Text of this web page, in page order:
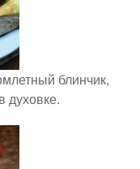
блинчик,
духовке.